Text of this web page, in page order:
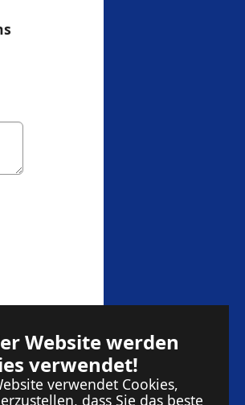
Website werden
verwendet!
verwendet Cookies,
dass Sie das beste